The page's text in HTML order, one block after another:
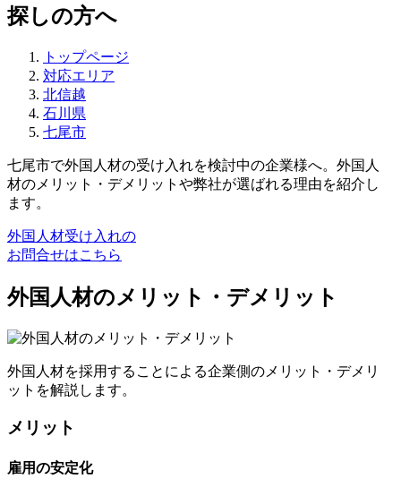
探しの方へ
トップページ
対応エリア
北信越
石川県
七尾市
七尾市で外国人材の受け入れを検討中の企業様へ。外国人
材のメリット・デメリットや弊社が選ばれる理由を紹介し
ます。
外国人材受け入れの
お問合せはこちら
外国人材のメリット・デメリット
外国人材を採用することによる企業側のメリット・デメリ
ットを解説します。
メリット
雇用の安定化